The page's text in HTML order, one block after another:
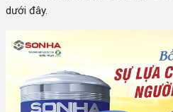
dưới đây.